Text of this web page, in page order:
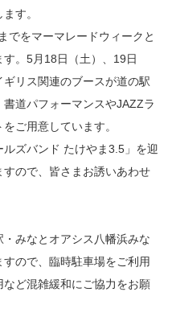
す。
をマーマレードウィークと
。5月18日（土）、19日
ギリス関連のブースが道の駅
道パフォーマンスやJAZZラ
ご用意しています。
ズバンド たけやま3.5」を迎
ので、皆さまお誘いあわせ
みなとオアシス八幡浜みな
ので、臨時駐車場をご利用
ど混雑緩和にご協力をお願